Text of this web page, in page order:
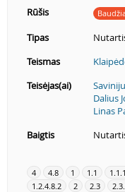
Rūšis
Tipas
Teismas
Teisėjas(ai)
Dalius
Linas
Baigtis
4 4.8 1 1.1
1.2.4.8.2
2 2.3